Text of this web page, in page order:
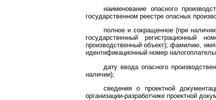
наименование опасного
государственном реестре опасных
полное и сокращенное (при
государственный регистрационный
производственный объект); фамилию,
идентификационный номер
дату ввода опасного
наличии);
сведения о проектной
организации-разработчике проектной